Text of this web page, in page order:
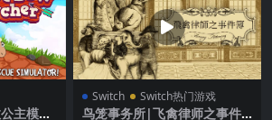
主模拟
Switch Switch热门游戏
鸟笼事务所|飞禽律师之事件